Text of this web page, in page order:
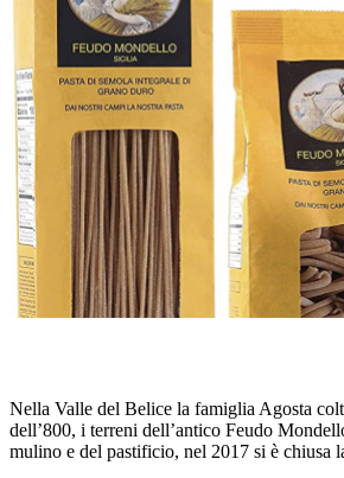
Nella Valle del Belice la famiglia Agosta
dell’800, i terreni dell’antico Feudo
mulino e del pastificio, nel 2017 si è chiusa